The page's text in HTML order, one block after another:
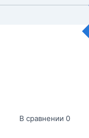
В сравнении 0